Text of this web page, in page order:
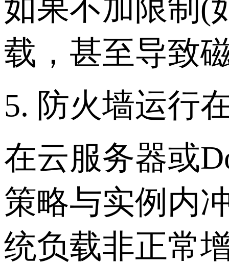
如果不加限制(
载，甚至导致
5. 防火墙运行
在云服务器或
策略与实例内
统负载非正常